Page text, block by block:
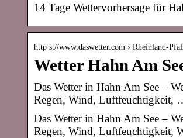
14 Tage Wettervorhersage für
http s://www.daswetter.com › Rheinland-
Wetter Hahn Am
Das Wetter in Hahn Am See –
Regen, Wind, Luftfeuchtigkeit,
Das Wetter in Hahn Am See –
Regen, Wind, Luftfeuchtigkeit,